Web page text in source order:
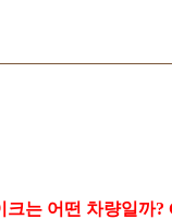
는 어떤 차량일까?